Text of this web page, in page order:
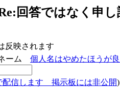
回答ではなく申
反映されます
ーム 個人名はやめたほうが
配信します 掲示板には非公開)